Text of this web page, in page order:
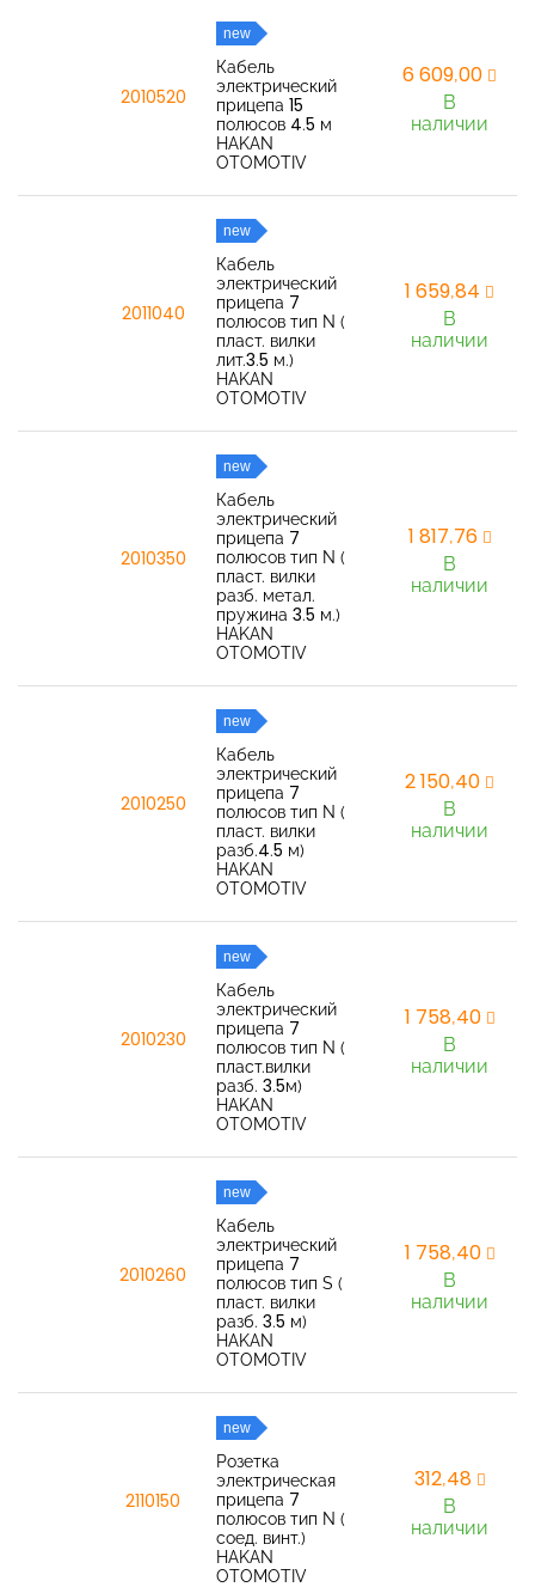
2010520
new
Кабель
электрический
прицепа 15
полюсов 4.5 м
HAKAN
OTOMOTIV
6 609,00
В
наличии
2011040
new
Кабель
электрический
прицепа 7
полюсов тип N (
пласт. вилки
лит.3.5 м.)
HAKAN
OTOMOTIV
1 659,84
В
наличии
2010350
new
Кабель
электрический
прицепа 7
полюсов тип N (
пласт. вилки
разб. метал.
пружина 3.5 м.)
HAKAN
OTOMOTIV
1 817,76
В
наличии
2010250
new
Кабель
электрический
прицепа 7
полюсов тип N (
пласт. вилки
разб.4.5 м)
HAKAN
OTOMOTIV
2 150,40
В
наличии
2010230
new
Кабель
электрический
прицепа 7
полюсов тип N (
пласт.вилки
разб. 3.5м)
HAKAN
OTOMOTIV
1 758,40
В
наличии
2010260
new
Кабель
электрический
прицепа 7
полюсов тип S (
пласт. вилки
разб. 3.5 м)
HAKAN
OTOMOTIV
1 758,40
В
наличии
2110150
new
Розетка
электрическая
прицепа 7
полюсов тип N (
соед. винт.)
HAKAN
OTOMOTIV
312,48
В
наличии